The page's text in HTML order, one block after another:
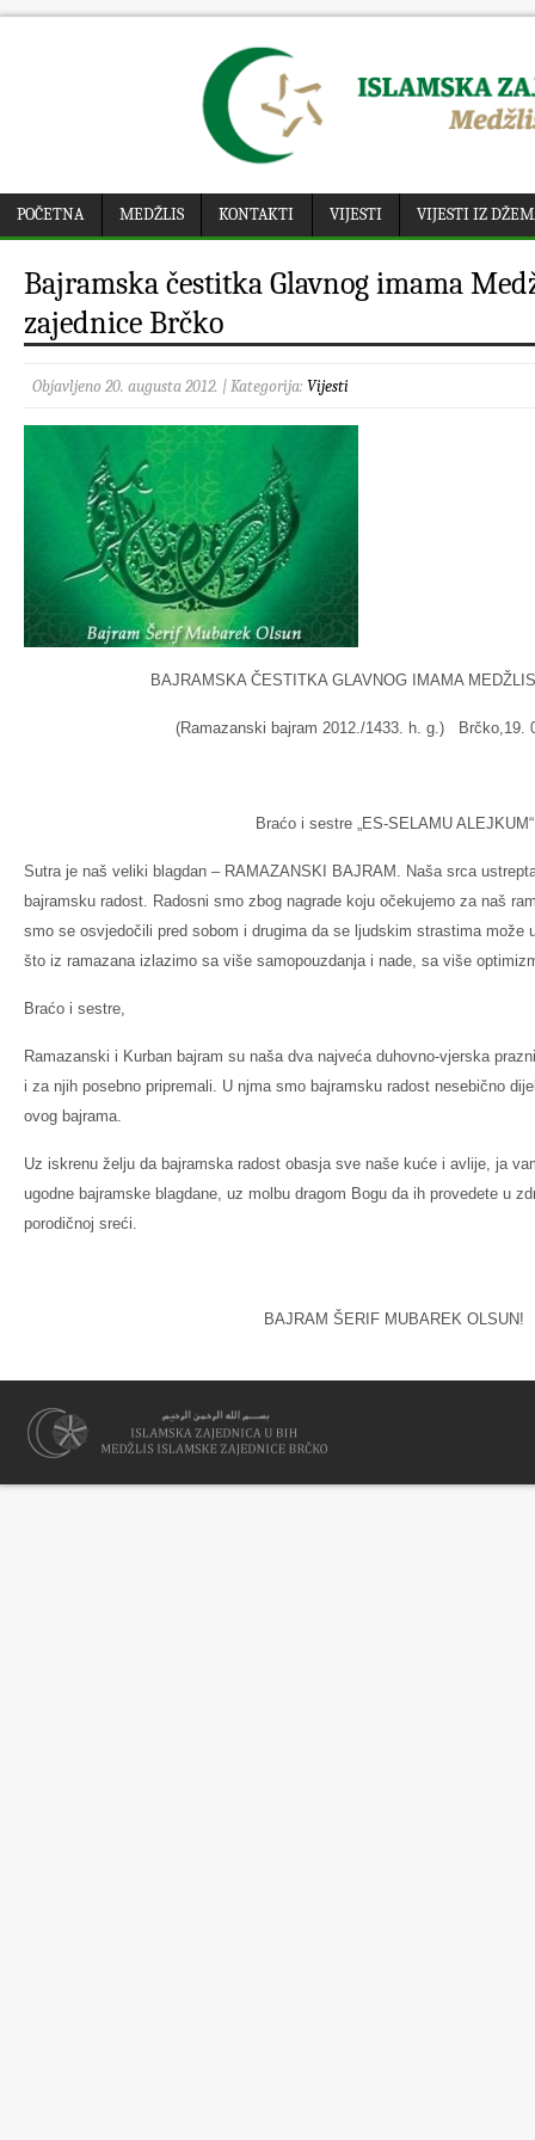
POČETNA MEDŽLIS KONTAKTI VIJESTI VIJESTI IZ
Bajramska čestitka Glavnog imama
zajednice Brčko
Objavljeno 20. augusta 2012. | Kategorija: Vijesti
BAJRAMSKA ČESTITKA GLAVNOG IMAMA
(Ramazanski bajram 2012./1433. h. g.) Brčko,19.
Braćo i sestre „ES-SELAMU ALEJKUM“
Sutra je naš veliki blagdan – RAMAZANSKI BAJRAM. Naša srca
bajramsku radost. Radosni smo zbog nagrade koju očekujemo za naš
smo se osvjedočili pred sobom i drugima da se ljudskim strastima može
što iz ramazana izlazimo sa više samopouzdanja i nade, sa više
Braćo i sestre,
Ramazanski i Kurban bajram su naša dva najveća duhovno-vjerska
i za njih posebno pripremali. U njma smo bajramsku radost nesebično
ovog bajrama.
Uz iskrenu želju da bajramska radost obasja sve naše kuće i avlije, ja
ugodne bajramske blagdane, uz molbu dragom Bogu da ih provedete u
porodičnoj sreći.
BAJRAM ŠERIF MUBAREK OLSUN!